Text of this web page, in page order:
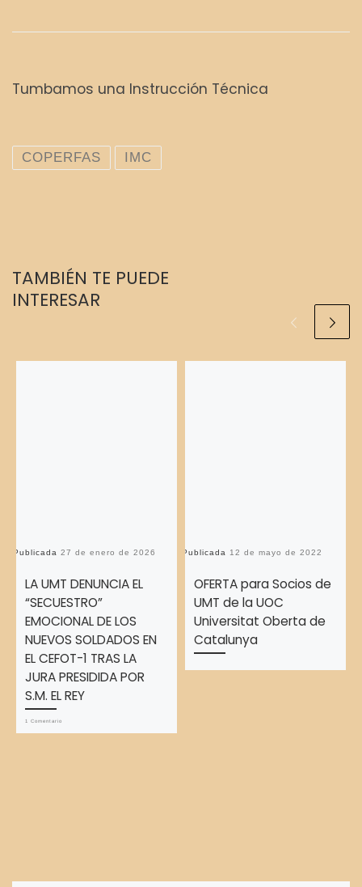
Tumbamos una Instrucción Técnica
COPERFAS IMC
TAMBIÉN TE PUEDE
INTERESAR
Publicada27 de enero de 2026
LA UMT DENUNCIA EL
“SECUESTRO”
EMOCIONAL DE LOS
NUEVOS SOLDADOS EN
EL CEFOT-1 TRAS LA
JURA PRESIDIDA POR
S.M. EL REY
1 Comentario
Publicada 12 de mayo de 2022
OFERTA para Socios de
UMT de la UOC
Universitat Oberta de
Catalunya